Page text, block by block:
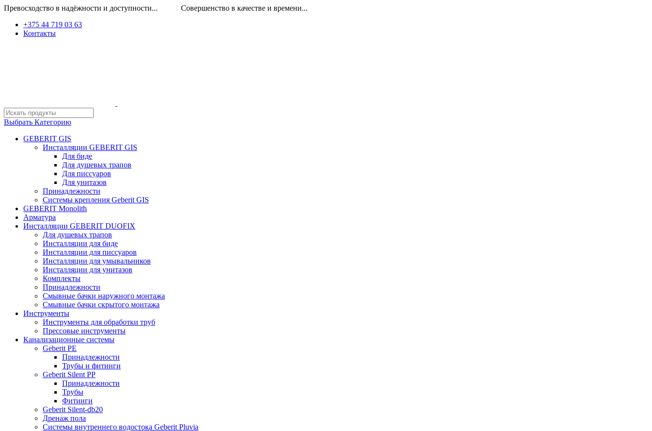
Превосходство в надёжности и доступности... Совершенство в качестве и времени...
+375 44 719 03 63
Контакты
Выбрать Категорию
GEBERIT GIS
Инсталляции GEBERIT GIS
Для биде
Для душевых трапов
Для писсуаров
Для унитазов
Принадлежности
Системы крепления Geberit GIS
GEBERIT Monolith
Арматура
Инсталляции GEBERIT DUOFIX
Для душевых трапов
Инсталляции для биде
Инсталляции для писсуаров
Инсталляции для умывальников
Инсталляции для унитазов
Комплекты
Принадлежности
Смывные бачки наружного монтажа
Смывные бачки скрытого монтажа
Инструменты
Инструменты для обработки труб
Прессовые инструменты
Канализационные системы
Geberit PE
Принадлежности
Трубы и фитинги
Geberit Silent PP
Принадлежности
Трубы
Фитинги
Geberit Silent-db20
Дренаж пола
Системы внутреннего водостока Geberit Pluvia